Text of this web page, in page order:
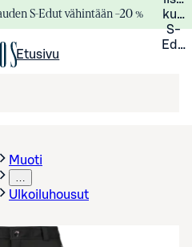
S-Edut vähintään –20 %
S-
Etusivu
Muoti
…
Ulkoiluhousut